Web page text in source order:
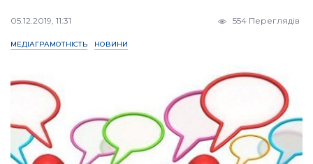
05.12.2019, 11:31 554 Переглядів
МЕДІАГРАМОТНІСТЬ НОВИНИ